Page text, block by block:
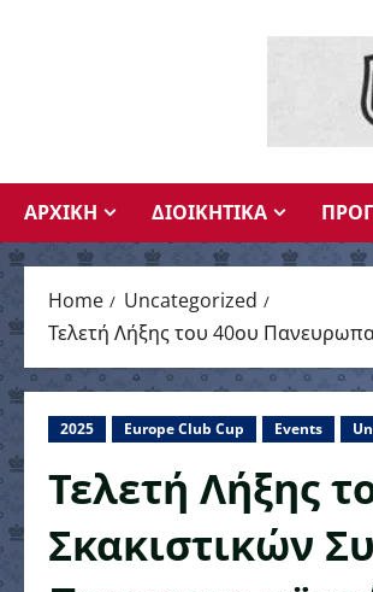
ΑΡΧΙΚΗ ΔΙΟΙΚΗΤΙΚΑ
Home
Uncategorized
Τελετή Λήξης του 40ου
2025 Europe Club Cup Events
Τελετή Λήξης
Σκακιστικών